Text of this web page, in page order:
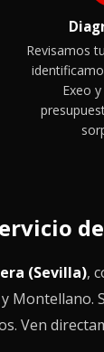
Revisamos
Exeo
(Sevilla),
Montellano.
Ven